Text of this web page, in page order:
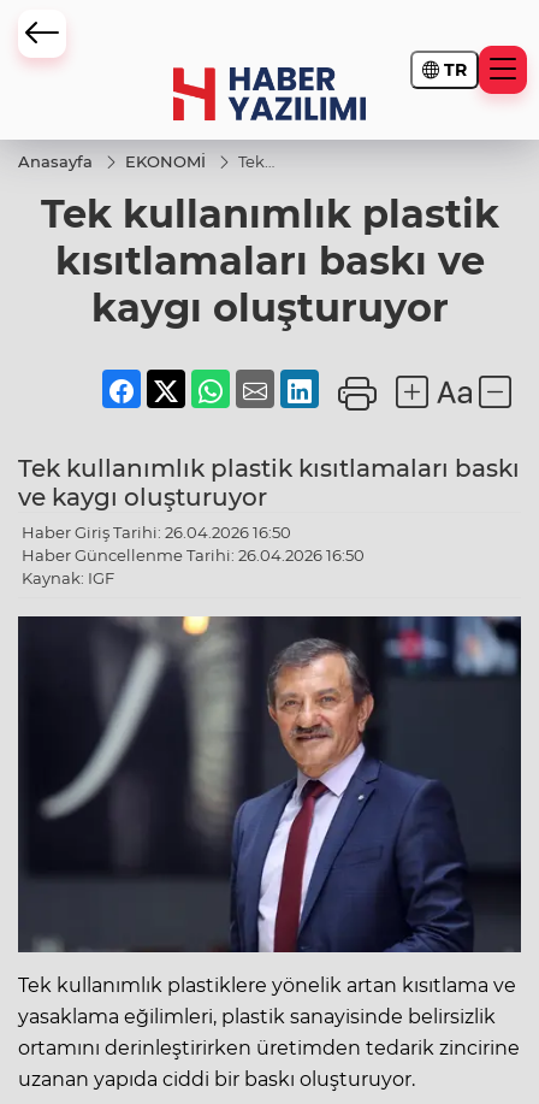
TR
Anasayfa EKONOMİ
Tek
kısıtlamaları
kaygı
oluşturuyor
Tek kullanımlık plastik
kısıtlamaları baskı ve
kaygı oluşturuyor
Tek kullanımlık plastik kısıtlamaları baskı
ve kaygı oluşturuyor
Haber Giriş Tarihi: 26.04.2026 16:50
Haber Güncellenme Tarihi: 26.04.2026 16:50
Kaynak: IGF
Tek kullanımlık plastiklere yönelik artan kısıtlama ve
yasaklama eğilimleri, plastik sanayisinde belirsizlik
ortamını derinleştirirken üretimden tedarik zincirine
uzanan yapıda ciddi bir baskı oluşturuyor.